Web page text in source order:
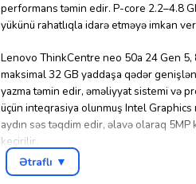
performans təmin edir. P-core 2.2–4.8
yükünü rahatlıqla idarə etməyə imkan
Lenovo ThinkCentre neo 50a 24 Gen
maksimal 32 GB yaddaşa qədər
yazma təmin edir, əməliyyat sistemi və
üçün inteqrasiya olunmuş Intel Graphics
aydın səs təqdim edir, əlavə olaraq
keçirilir.
Əlavə olaraq, sistem USB Calliope
Ətraflı ▼